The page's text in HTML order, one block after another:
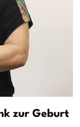
zur Geburt